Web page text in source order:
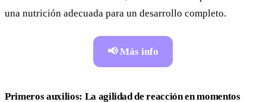
una nutrición adecuada para un desarrollo completo.
📢 Más info
Primeros auxilios: La agilidad de reacción en momentos